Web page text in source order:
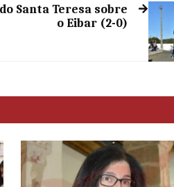
Santa Teresa sobre
o Eibar (2-0)